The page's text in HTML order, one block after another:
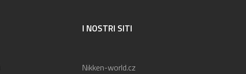
I NOSTRI SITI
Nikken-world.cz